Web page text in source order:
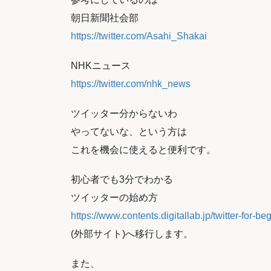
朝日新聞社会部
https://twitter.com/Asahi_Shakai
NHKニュース
https://twitter.com/nhk_news
ツイッター分からないわ
やってないな、という方は
これを機会に使えると便利です。
初心者でも3分でわかる
ツイッターの始め方
https://www.contents.digitallab.jp/twitter-for-
(外部サイト)へ移行します。
また、